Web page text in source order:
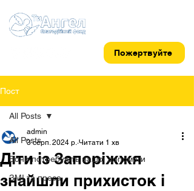
Пожертвуйте
Пост
All Posts
Вони потребують вашої допомоги
ЗМІ та преса
All Posts
Діти із Запоріжжя
знайшли прихисток і
admin
3 серп. 2024 р. Читати 1 хв